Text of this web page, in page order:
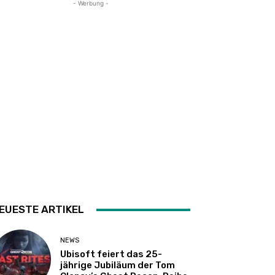
- Werbung -
ARTIKEL
NEWS
Ubisoft feiert das 25-
jährige Jubiläum der Tom